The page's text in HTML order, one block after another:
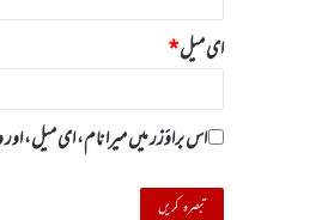
ای میل*
اس براؤزر میں میرا نام، ای میل،